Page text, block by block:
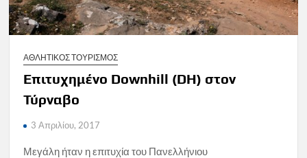
ΑΘΛΗΤΙΚΟΣ ΤΟΥΡΙΣΜΟΣ
Επιτυχημένο Downhill (DH) στον
Τύρναβο
3 Απριλίου, 2017
Μεγάλη ήταν η επιτυχία του Πανελλήνιου